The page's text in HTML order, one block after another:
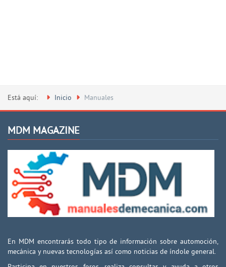
Está aquí: Inicio Manuales
MDM MAGAZINE
En MDM encontrarás todo tipo de información sobre automoción,
mecánica y nuevas tecnologías así como noticias de índole general.